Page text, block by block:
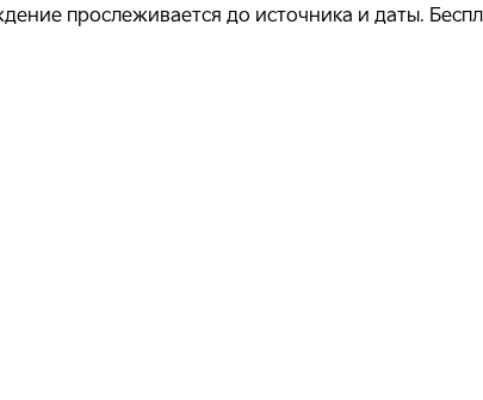
прослеживается до источника и даты.